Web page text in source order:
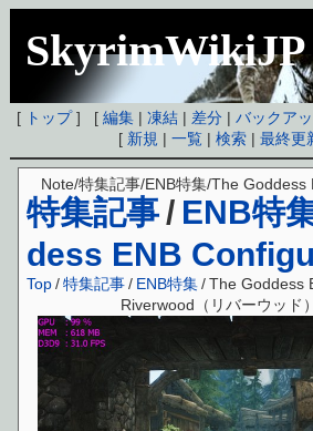
SkyrimWikiJP
[ トップ] [編集 |凍結 | 差分 |バックア
[ 新規 |一覧 |検索 |最終更
特集記事 / ENB特
dess ENB
Note/特集記事/ENB特集/The
Top /特集記事/ ENB特集/ The Goddess
Riverwood（リバーウッド